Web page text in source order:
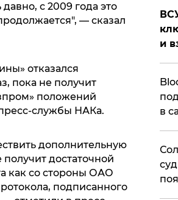
с 2009 года это
— сказал
отказался
пока не получит
положений
службы НАКа.
дополнительную
получит достаточной
как со стороны ОАО
подписанного
и
в